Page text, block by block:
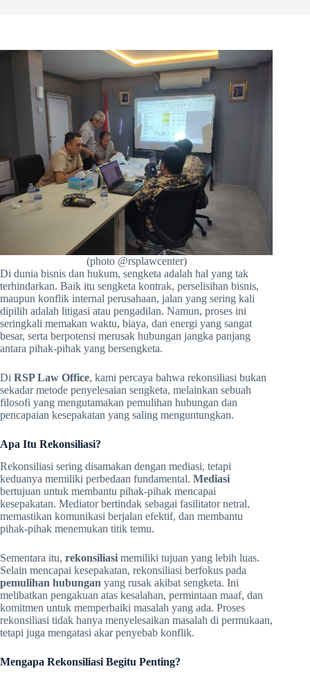
(photo @rsplawcenter)
Di dunia bisnis dan hukum, sengketa adalah hal yang tak
terhindarkan. Baik itu sengketa kontrak, perselisihan bisnis,
maupun konflik internal perusahaan, jalan yang sering kali
dipilih adalah litigasi atau pengadilan. Namun, proses ini
seringkali memakan waktu, biaya, dan energi yang sangat
besar, serta berpotensi merusak hubungan jangka panjang
antara pihak-pihak yang bersengketa.
Di RSP Law Office, kami percaya bahwa rekonsiliasi bukan
sekadar metode penyelesaian sengketa, melainkan sebuah
filosofi yang mengutamakan pemulihan hubungan dan
pencapaian kesepakatan yang saling menguntungkan.
Apa Itu Rekonsiliasi?
Rekonsiliasi sering disamakan dengan mediasi, tetapi
keduanya memiliki perbedaan fundamental. Mediasi
bertujuan untuk membantu pihak-pihak mencapai
kesepakatan. Mediator bertindak sebagai fasilitator netral,
memastikan komunikasi berjalan efektif, dan membantu
pihak-pihak menemukan titik temu.
Sementara itu, rekonsiliasi memiliki tujuan yang lebih luas.
Selain mencapai kesepakatan, rekonsiliasi berfokus pada
pemulihan hubungan yang rusak akibat sengketa. Ini
melibatkan pengakuan atas kesalahan, permintaan maaf, dan
komitmen untuk memperbaiki masalah yang ada. Proses
rekonsiliasi tidak hanya menyelesaikan masalah di permukaan,
tetapi juga mengatasi akar penyebab konflik.
Mengapa Rekonsiliasi Begitu Penting?